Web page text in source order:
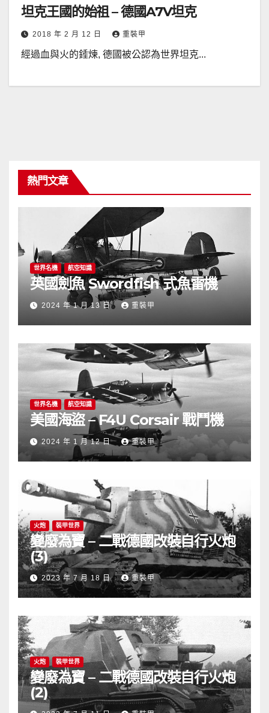
坦克王國的始祖 – 德國A7V坦克
2018 年 2 月 12 日 重裝甲
經過血與火的錘煉, 德國被公認為世界坦克...
熱門文章
世界名機 航空知識
英國劍魚 Swordfish 式魚雷機
2024 年 1 月 13 日 重裝甲
世界名機 航空知識
美國海盜 – F4U Corsair 戰鬥機
2024 年 1 月 12 日 重裝甲
火炮 裝甲世界
變廢為寶 – 二戰德國改裝自行火炮
(3)
2023 年 7 月 18 日 重裝甲
火炮 裝甲世界
變廢為寶 – 二戰德國改裝自行火炮
(2)